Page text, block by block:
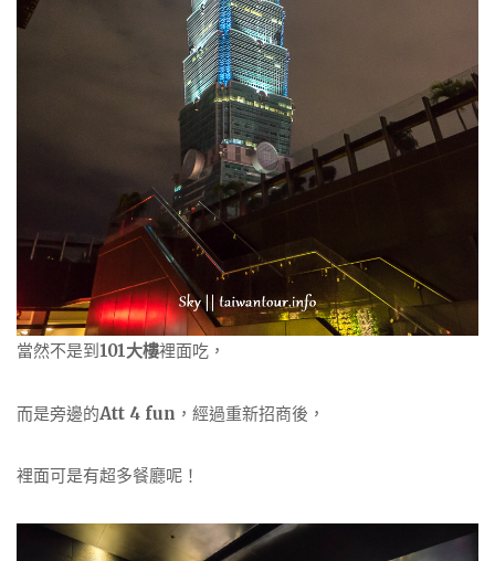
當然不是到101大樓裡面吃，
而是旁邊的Att 4 fun ，經過重新招商後，
裡面可是有超多餐廳呢！